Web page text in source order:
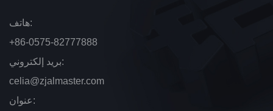
هاتف:
+86-0575-82777888
بريد إلكتروني:
celia@zjalmaster.com
عنوان: